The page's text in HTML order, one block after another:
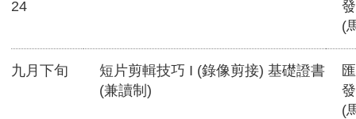
24
(
九月下旬
短片剪輯技巧 I (錄像剪接) 基礎證書
(兼讀制)
(